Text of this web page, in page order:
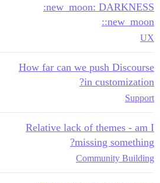
:new_moon: DARKNESS
:new_moon:
UX
How far can we push Discourse
in customization?
Support
Relative lack of themes - am I
missing something?
Community Building